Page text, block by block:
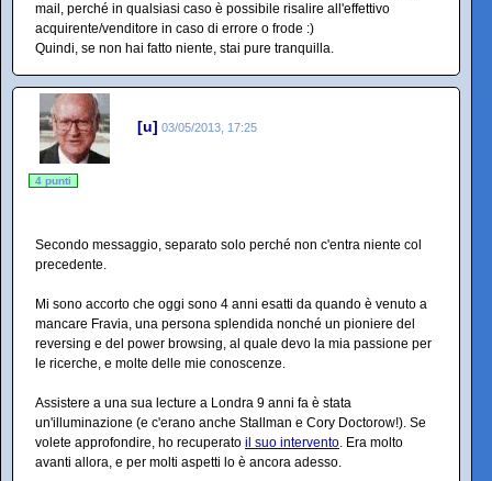
mail, perché in qualsiasi caso è possibile risalire all'effettivo
acquirente/venditore in caso di errore o frode :)
Quindi, se non hai fatto niente, stai pure tranquilla.
[u] 03/05/2013, 17:25
4 punti
Secondo messaggio, separato solo perché non c'entra niente col
precedente.
Mi sono accorto che oggi sono 4 anni esatti da quando è venuto a
mancare Fravia, una persona splendida nonché un pioniere del
reversing e del power browsing, al quale devo la mia passione per
le ricerche, e molte delle mie conoscenze.
Assistere a una sua lecture a Londra 9 anni fa è stata
un'illuminazione (e c'erano anche Stallman e Cory Doctorow!). Se
volete approfondire, ho recuperato il suo intervento. Era molto
avanti allora, e per molti aspetti lo è ancora adesso.